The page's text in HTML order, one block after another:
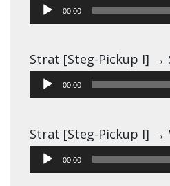
Audio-00:00
Strat [Steg-Pickup I] →
Audio-00:00
Strat [Steg-Pickup I] →
Audio-00:00